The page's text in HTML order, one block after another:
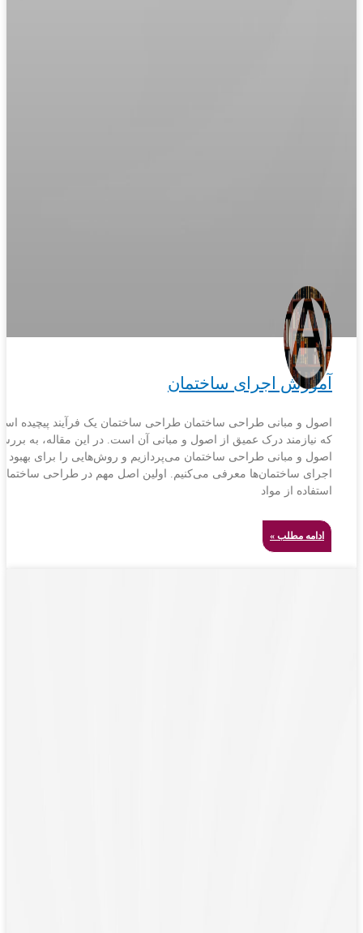
آموزش اجرای ساختمان
اصول و مبانی طراحی ساختمان طراحی ساختمان یک فرآیند پیچیده
که نیازمند درک عمیق از اصول و مبانی آن است. در این مقاله، به
اصول و مبانی طراحی ساختمان می‌پردازیم و روش‌هایی را برای بهبود
اجرای ساختمان‌ها معرفی می‌کنیم. اولین اصل مهم در طراحی
استفاده از مواد
ادامه مطلب »